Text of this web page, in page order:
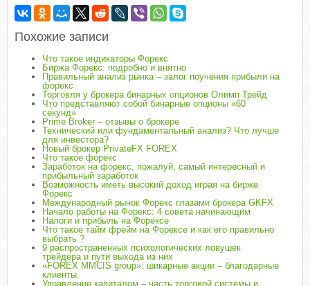
Похожие записи
Что такое индикаторы Форекс
Биржа Форекс: подробно и внятно
Правильный анализ рынка – залог поучения прибыли на
форекс
Торговля у брокера бинарных опционов Олимп Трейд
Что представляют собой бинарные опционы «60
секунд»
Prime Broker – отзывы о брокере
Технический или фундаментальный анализ? Что лучше
для инвестора?
Новый брокер PrivateFX FOREX
Что такое форекс
Заработок на форекс, пожалуй, самый интересный и
прибыльный заработок
Возможность иметь высокий доход играя на бирже
Форекс
Международный рынок Форекс глазами брокера GKFX
Начало работы на Форекс: 4 совета начинающим
Налоги и прибыль на Форексе
Что такое тайм фрейм на Форексе и как его правильно
выбрать ?
9 распространенных психологических ловушек
трейдера и пути выхода из них
«FOREX MMCIS group»: шикарные акции – благодарные
клиенты.
Управление капиталом – часть торговой системы и